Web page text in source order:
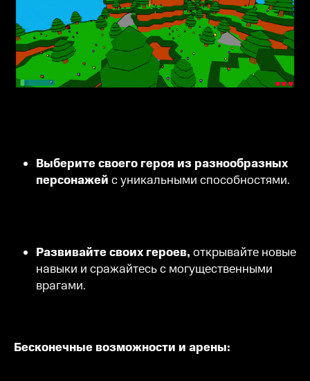
Выберите своего героя из разнообразных
персонажей с уникальными способностями.
Развивайте своих героев, открывайте новые
навыки и сражайтесь с могущественными
врагами.
Бесконечные возможности и арены: